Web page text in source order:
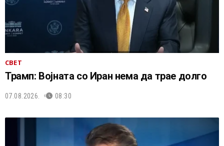
СВЕТ
Трамп: Војната со Иран нема да трае долго
07.08.2026. 08:30